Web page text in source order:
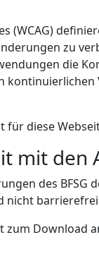
(WCAG)
zu
die
diese
mit den
des BFSG
nicht
zum Download